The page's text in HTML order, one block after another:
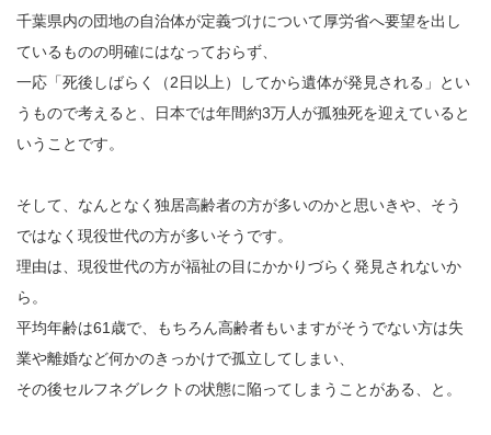
千葉県内の団地の自治体が定義づけについて厚労省へ要望を出し
ているものの明確にはなっておらず、
一応「死後しばらく（2日以上）してから遺体が発見される」とい
うもので考えると、日本では年間約3万人が孤独死を迎えていると
いうことです。
そして、なんとなく独居高齢者の方が多いのかと思いきや、そう
ではなく現役世代の方が多いそうです。
理由は、現役世代の方が福祉の目にかかりづらく発見されないか
ら。
平均年齢は61歳で、もちろん高齢者もいますがそうでない方は失
業や離婚など何かのきっかけで孤立してしまい、
その後セルフネグレクトの状態に陥ってしまうことがある、と。